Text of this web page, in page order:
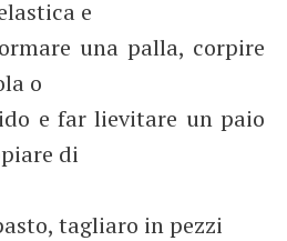
e
una palla, corpire
o
e far lievitare un paio
di
tagliaro in pezzi